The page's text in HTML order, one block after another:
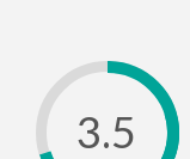
3.5